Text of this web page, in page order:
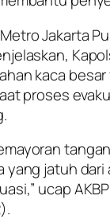
Jakarta
kaca
proses
yang jatuh dari
ucap